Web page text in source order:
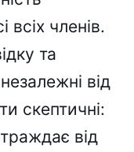
всіх членів.
та
від
скептичні:
від